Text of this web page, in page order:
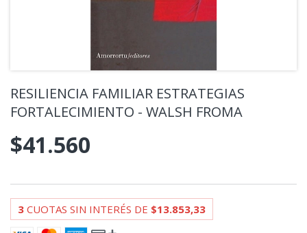
RESILIENCIA FAMILIAR ESTRATEGIAS
FORTALECIMIENTO - WALSH FROMA
$41.560
3 CUOTAS SIN INTERÉS DE $13.853,33